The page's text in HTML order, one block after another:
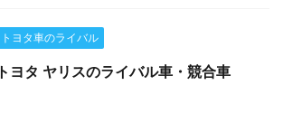
トヨタ車のライバル
トヨタ ヤリスのライバル車・競合車